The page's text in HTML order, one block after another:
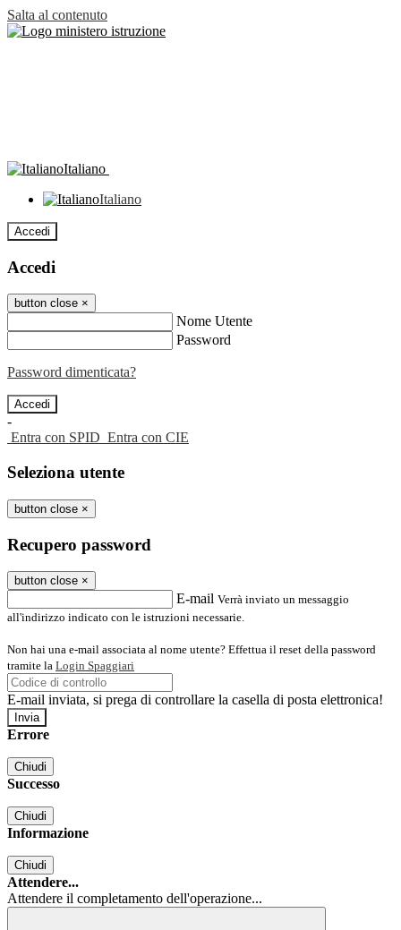
Salta al contenuto
Italiano
Italiano
Accedi
Accedi
button close ×
Nome Utente
Password
Password dimenticata?
-
Entra con SPID Entra con CIE
Seleziona utente
button close ×
Recupero password
button close ×
E-mail Verrà inviato un messaggio
all'indirizzo indicato con le istruzioni necessarie.
Non hai una e-mail associata al nome utente? Effettua il reset della password
tramite la Login Spaggiari
E-mail inviata, si prega di controllare la casella di posta elettronica!
Errore
Chiudi
Successo
Chiudi
Informazione
Chiudi
Attendere...
Attendere il completamento dell'operazione...